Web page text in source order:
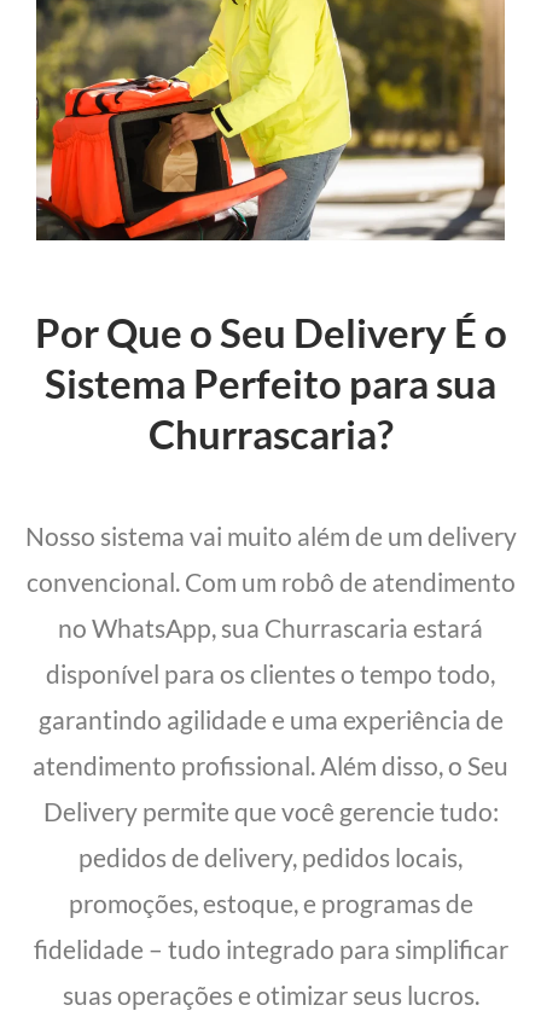
Por Que o Seu Delivery É o
Sistema Perfeito para sua
Churrascaria?
Nosso sistema vai muito além de um delivery
convencional. Com um robô de atendimento
no WhatsApp, sua Churrascaria estará
disponível para os clientes o tempo todo,
garantindo agilidade e uma experiência de
atendimento profissional. Além disso, o Seu
Delivery permite que você gerencie tudo:
pedidos de delivery, pedidos locais,
promoções, estoque, e programas de
fidelidade – tudo integrado para simplificar
suas operações e otimizar seus lucros.